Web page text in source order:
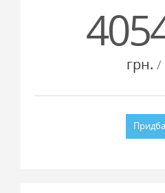
грн. /